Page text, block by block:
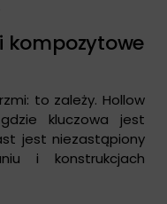
kompozytowe
to zależy. Hollow
kluczowa jest
jest niezastąpiony
i konstrukcjach